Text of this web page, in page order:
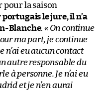
pour la saison
le jure, il n’a
Blanche. « On continue
ma part, je continue
n’ai eu aucun contact
autre responsable du
à personne. Je n’ai eu
et je n’en aurai